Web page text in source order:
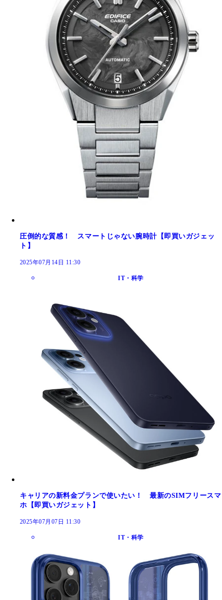
圧倒的な質感！ スマートじゃない腕時計【即買いガジェッ
ト】
2025年07月14日 11:30
IT・科学
キャリアの新料金プランで使いたい！ 最新のSIMフリースマ
ホ【即買いガジェット】
2025年07月07日 11:30
IT・科学